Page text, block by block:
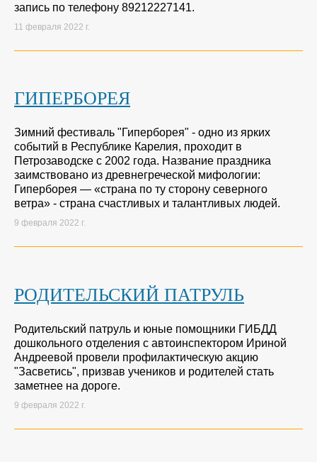
запись по телефону 89212227141.
11 февраля 2022 г.
ГИПЕРБОРЕЯ
Зимний фестиваль "Гиперборея" - одно из ярких
событий в Республике Карелия, проходит в
Петрозаводске с 2002 года. Название праздника
заимствовано из древнегреческой мифологии:
Гиперборея — «страна по ту сторону северного
ветра» - страна счастливых и талантливых людей.
9 февраля 2022 г.
РОДИТЕЛЬСКИЙ ПАТРУЛЬ
Родительский патруль и юные помощники ГИБДД
дошкольного отделения с автоинспектором Ириной
Андреевой провели профилактическую акцию
"Засветись", призвав учеников и родителей стать
заметнее на дороге.
9 февраля 2022 г.